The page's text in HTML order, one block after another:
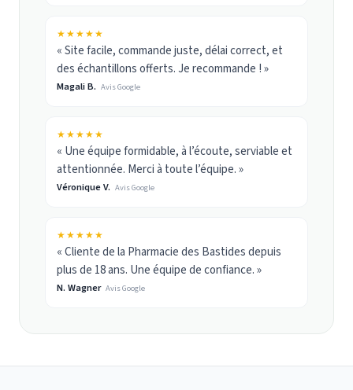
★★★★★
« Site facile, commande juste, délai correct, et
des échantillons offerts. Je recommande ! »
Magali B. Avis Google
★★★★★
« Une équipe formidable, à l’écoute, serviable et
attentionnée. Merci à toute l’équipe. »
Véronique V. Avis Google
★★★★★
« Cliente de la Pharmacie des Bastides depuis
plus de 18 ans. Une équipe de confiance. »
N. Wagner Avis Google